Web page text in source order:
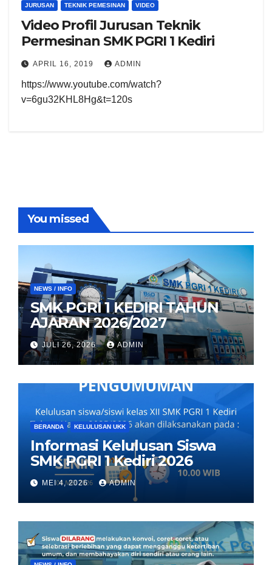
JURUSAN TEKNIK PEMESINAN VIDEO
Video Profil Jurusan Teknik
Permesinan SMK PGRI 1 Kediri
APRIL 16, 2019 ADMIN
https://www.youtube.com/watch?
v=6gu32KHL8Hg&t=120s
You missed
NEWS / INFO
SMK PGRI 1 KEDIRI TAHUN
AJARAN 2026/2027
JULI 26, 2026 ADMIN
BERANDA KELULUSAN UKK
Informasi Kelulusan Siswa
SMK PGRI 1 Kediri 2026
MEI 4, 2026 ADMIN